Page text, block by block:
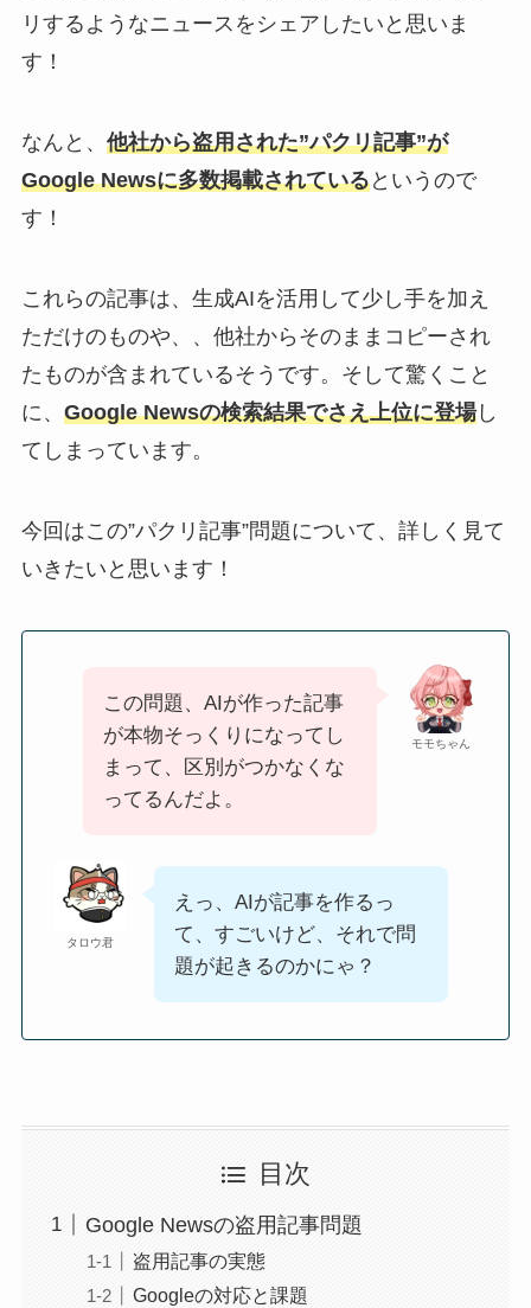
リするようなニュースをシェアしたいと思いま
す！
なんと、 他社から盗用された”パクリ記事”が
Google Newsに多数掲載されているというので
す！
これらの記事は、生成AIを活用して少し手を加え
ただけのものや、、他社からそのままコピーされ
たものが含まれているそうです。そして驚くこと
に、 Google Newsの検索結果でさえ上位に登場し
てしまっています。
今回はこの”パクリ記事”問題について、詳しく見て
いきたいと思います！
モモちゃん
この問題、AIが作った記事
が本物そっくりになってし
まって、区別がつかなくな
ってるんだよ。
タロウ君
えっ、AIが記事を作るっ
て、すごいけど、それで問
題が起きるのかにゃ？
目次
Google Newsの盗用記事問題
盗用記事の実態
Googleの対応と課題